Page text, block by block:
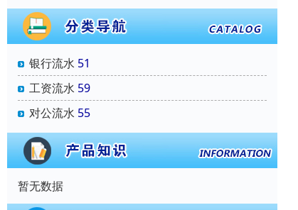
银行流水 51
工资流水 59
对公流水 55
暂无数据